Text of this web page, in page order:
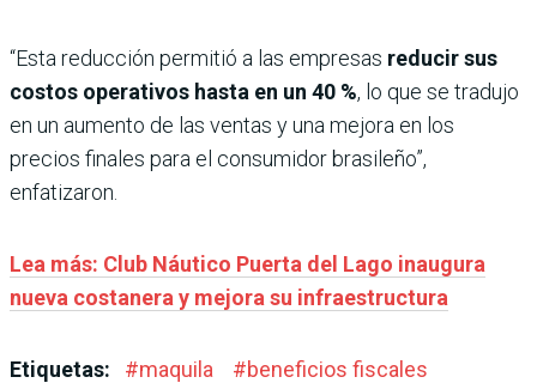
“Esta reducción permitió a las empresas reducir sus
costos operativos hasta en un 40 %, lo que se tradujo
en un aumento de las ventas y una mejora en los
precios finales para el consumidor brasileño”,
enfatizaron.
Lea más: Club Náutico Puerta del Lago inaugura
nueva costanera y mejora su infraestructura
Etiquetas: #maquila #beneficios fiscales